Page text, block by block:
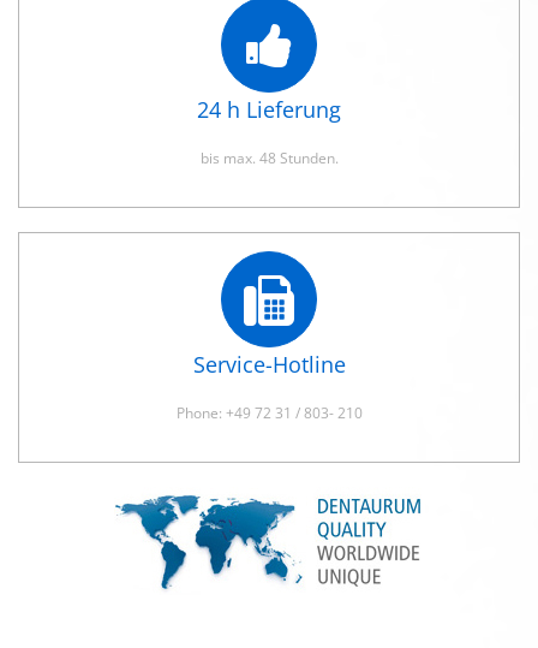
24 h Lieferung
bis max. 48 Stunden.
Service-Hotline
Phone: +49 72 31 / 803- 210